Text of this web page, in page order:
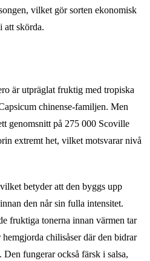
vilket gör sorten ekonomisk
att skörda.
är utpräglat fruktig med tropiska
chinense-familjen. Men
genomsnitt på 275 000 Scoville
extremt het, vilket motsvarar nivå
betyder att den byggs upp
den når sin fulla intensitet.
fruktiga tonerna innan värmen tar
chilisåser där den bidrar
fungerar också färsk i salsa,